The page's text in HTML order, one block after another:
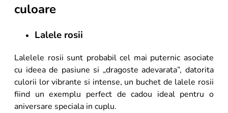
culoare
Lalele rosii
Lalelele rosii sunt probabil cel mai puternic asociate
cu ideea de pasiune si „dragoste adevarata”, datorita
culorii lor vibrante si intense, un buchet de lalele rosii
fiind un exemplu perfect de cadou ideal pentru o
aniversare speciala in cuplu.